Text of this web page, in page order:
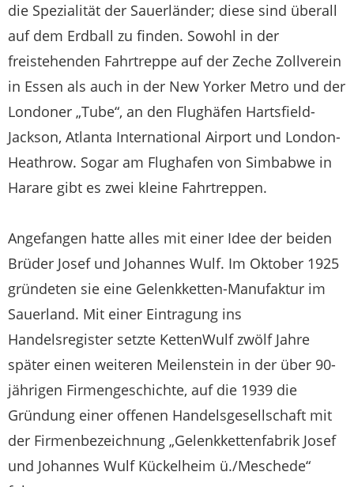
die Spezialität der Sauerländer; diese sind überall
auf dem Erdball zu finden. Sowohl in der
freistehenden Fahrtreppe auf der Zeche Zollverein
in Essen als auch in der New Yorker Metro und der
Londoner „Tube“, an den Flughäfen Hartsfield-
Jackson, Atlanta International Airport und London-
Heathrow. Sogar am Flughafen von Simbabwe in
Harare gibt es zwei kleine Fahrtreppen.
Angefangen hatte alles mit einer Idee der beiden
Brüder Josef und Johannes Wulf. Im Oktober 1925
gründeten sie eine Gelenkketten-Manufaktur im
Sauerland. Mit einer Eintragung ins
Handelsregister setzte KettenWulf zwölf Jahre
später einen weiteren Meilenstein in der über 90-
jährigen Firmengeschichte, auf die 1939 die
Gründung einer offenen Handelsgesellschaft mit
der Firmenbezeichnung „Gelenkkettenfabrik Josef
und Johannes Wulf Kückelheim ü./Meschede“